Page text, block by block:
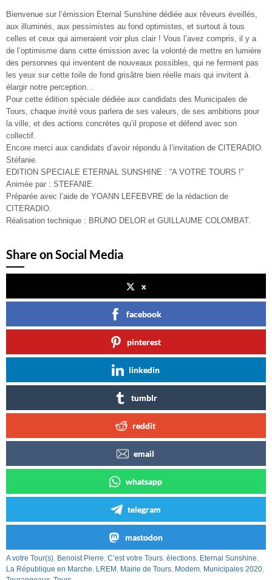
Bienvenue sur l’émission Eternal Sunshine dédiée aux rêveurs éveillés,
aux illuminés, aux pessimistes au fond optimistes, et surtout à tous
celles et ceux qui aimeraient voir plus clair ! Vous l’avez compris, il y a
de l’optimisme dans cette émission avec la volonté de mettre en lumière
des personnes qui inventent de nouveaux possibles, qui ne ferment pas
les yeux sur cette toile de fond grisâtre bien réelle mais qui invitent à
élargir notre perception…
Pour cette édition spéciale dédiée aux candidats des Municipales de
Tours, chaque invité vous parlera de ses valeurs, de ses ambitions pour
la ville, et des actions concrètes qu’il propose et défend avec son
collectif.
Encore merci aux candidats d’avoir répondu à l’invitation de CITERADIO.
Stéfanie.
EDITION SPECIALE ETERNAL SUNSHINE : “A VOTRE TOURS !”
Animée par : STEFANIE.
Préparée avec l’aide de YOANN LEFEBVRE de la rédaction de
CITERADIO.
Réalisation technique : BRUNO DELOR et GUILLAUME COLOMBAT.
Share on Social Media
x
facebook
pinterest
linkedin
tumblr
reddit
email
whatsapp
telegram
mastodon
A votre Tour(s), Benoist Pierre, C’est votre Tours, élections, Eternal Sunshine,
La République en Marche, LREM , Mairie de Tours, Modem, Municipales 2020,